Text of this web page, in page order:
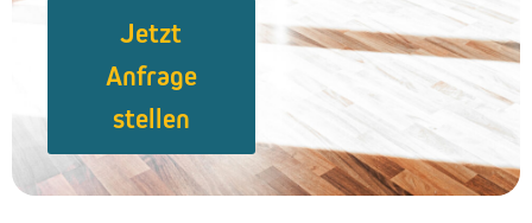
Jetzt
Anfrage
stellen